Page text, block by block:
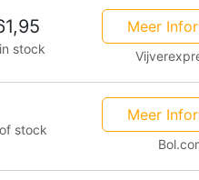
in stock
Meer
stock
Meer